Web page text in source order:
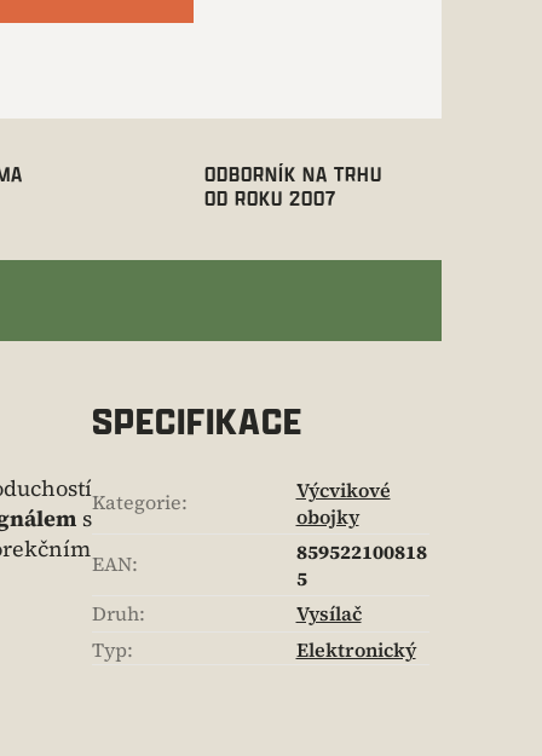
ODBORNÍK NA TRHU
OD ROKU 2007
s
SPECIFIKACE
Kategorie:
Výcvikové
obojky
EAN:
859522100818
5
Druh:
Vysílač
Typ: Elektronický